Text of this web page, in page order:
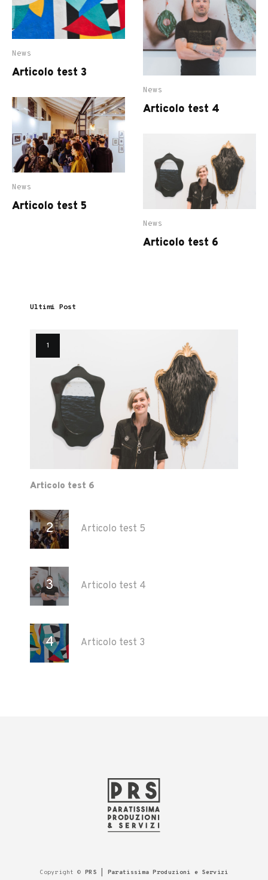
News
Articolo test 3
News
Articolo test 5
News
Articolo test 4
News
Articolo test 6
Ultimi Post
Articolo test 6
Articolo test 5
Articolo test 4
Articolo test 3
Copyright ©PRS | Paratissima Produzioni e Servizi